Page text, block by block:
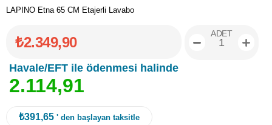
LAPINO Etna 65 CM Etajerli Lavabo
₺2.349,90
Havale/EFT ile ödenmesi halinde
2.114,91
ADET
₺391,65 ' den başlayan taksitle